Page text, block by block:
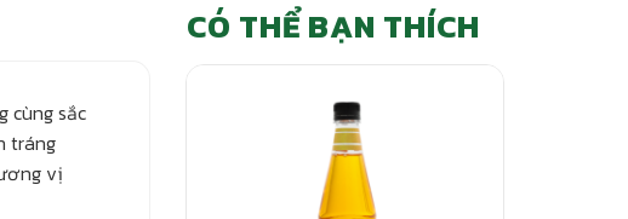
cùng sắc
tráng
vị
CÓ THỂ BẠN THÍCH